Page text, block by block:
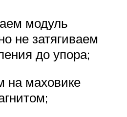
модуль
не затягиваем
до упора;
на маховике